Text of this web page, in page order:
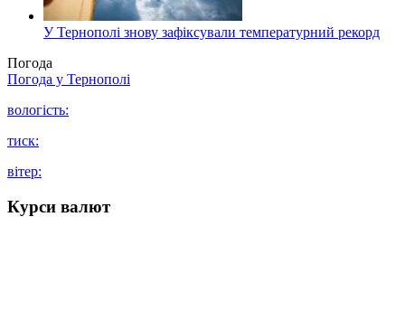
У Тернополі знову зафіксували температурний рекорд
Погода
Погода у Тернополі
вологість:
тиск:
вітер:
Курси валют